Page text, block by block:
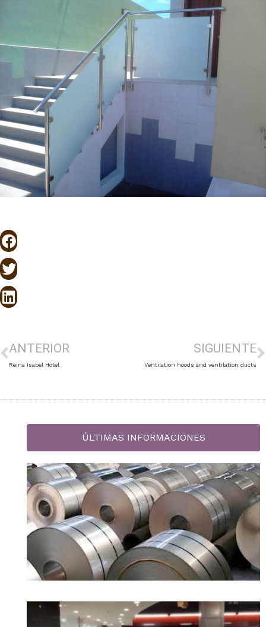
ANTERIOR
Reina Isabel Hotel
SIGUIENTE
Ventilation hoods and ventilation ducts
ÚLTIMAS INFORMACIONES